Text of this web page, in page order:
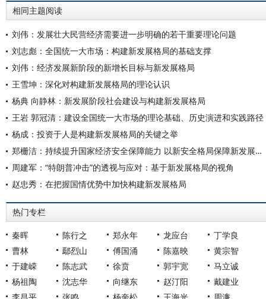
相同主题阅读
刘伟：发展壮大民营经济需要进一步明确的若干重要理论问题
刘志彪：全国统一大市场：构建新发展格局的基础支撑
刘伟：经济发展新阶段的新增长目标与新发展格局
王雪坤：深化对构建新发展格局的理论认识
杨典 向静林：新发展阶段社会建设与构建新发展格局
王岩 郭冠清：建设全国统一大市场的理论基础、历史演进和实践路径
杨成：投资于人是构建新发展格局的关键之举
郑栅洁：持续提升国家经济安全保障能力 以新安全格局保障新发展格局
周建军：“特朗普冲击”的透视与应对：基于新发展格局的视角
赵忠秀：在把握国情优势中加快构建新发展格局
热门专栏
秦晖 陈行之 郑永年 龙应台
丁学良
曹林
鄢烈山 傅国涌 陈嘉映
黄宗智
于建嵘
陈志武 徐贲 郭宇宽
马立诚
杨祖陶
沈志华 向继东 赵汀阳
戴建业